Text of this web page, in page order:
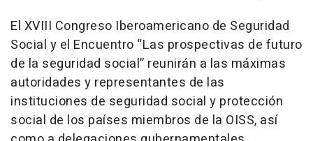
El XVIII Congreso Iberoamericano de Seguridad
Social y el Encuentro “Las prospectivas de futuro
de la seguridad social” reunirán a las máximas
autoridades y representantes de las
instituciones de seguridad social y protección
social de los países miembros de la OISS, así